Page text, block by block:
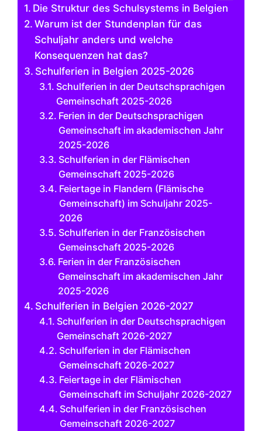
Die Struktur des Schulsystems in Belgien
Warum ist der Stundenplan für das
Schuljahr anders und welche
Konsequenzen hat das?
Schulferien in Belgien 2025-2026
Schulferien in der Deutschsprachigen
Gemeinschaft 2025-2026
Ferien in der Deutschsprachigen
Gemeinschaft im akademischen Jahr
2025-2026
Schulferien in der Flämischen
Gemeinschaft 2025-2026
Feiertage in Flandern (Flämische
Gemeinschaft) im Schuljahr 2025-
2026
Schulferien in der Französischen
Gemeinschaft 2025-2026
Ferien in der Französischen
Gemeinschaft im akademischen Jahr
2025-2026
Schulferien in Belgien 2026-2027
Schulferien in der Deutschsprachigen
Gemeinschaft 2026-2027
Schulferien in der Flämischen
Gemeinschaft 2026-2027
Feiertage in der Flämischen
Gemeinschaft im Schuljahr 2026-2027
Schulferien in der Französischen
Gemeinschaft 2026-2027